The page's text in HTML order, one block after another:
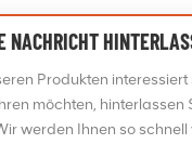
NACHRICHT
Produkten
möchten, hinterlassen
werden Ihnen so